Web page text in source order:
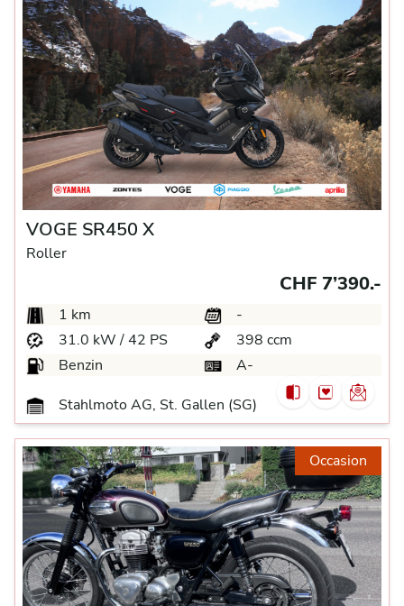
VOGE SR450 X
Roller
CHF 7’390.-
1 km
-
31.0 kW / 42 PS
398 ccm
Benzin
A-
Stahlmoto AG, St. Gallen (SG)
Occasion